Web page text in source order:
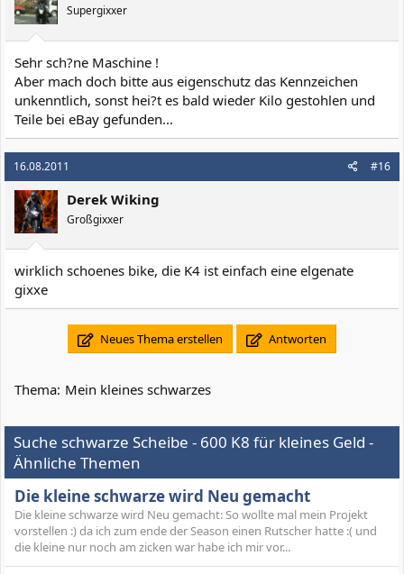
Supergixxer
Sehr sch?ne Maschine !
Aber mach doch bitte aus eigenschutz das Kennzeichen
unkenntlich, sonst hei?t es bald wieder Kilo gestohlen und
Teile bei eBay gefunden...
16.08.2011 #16
Derek Wiking
Großgixxer
wirklich schoenes bike, die K4 ist einfach eine elgenate
gixxe
Neues Thema erstellen Antworten
Thema: Mein kleines schwarzes
Suche schwarze Scheibe - 600 K8 für kleines Geld -
Ähnliche Themen
Die kleine schwarze wird Neu gemacht
Die kleine schwarze wird Neu gemacht: So wollte mal mein Projekt
vorstellen :) da ich zum ende der Season einen Rutscher hatte :( und
die kleine nur noch am zicken war habe ich mir vor...